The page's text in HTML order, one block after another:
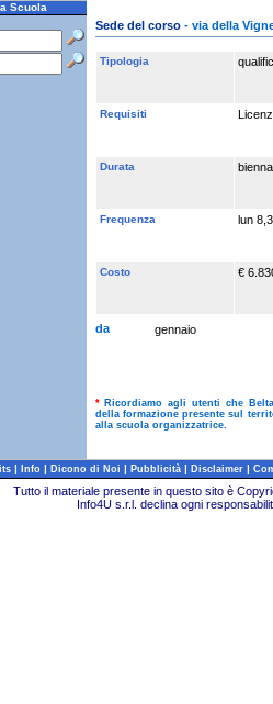
Scuola
Sede del corso- via della
Tipologia
Requisiti
Durata
Frequenza lun
Costo €
da gennaio
* Ricordiamo agli utenti che
della formazione presente sul
alla scuola organizzatrice.
| Info | Dicono di Noi | Pubblicità | Disclaimer |
Tutto il materiale presente in questo sito è
Info4U s.r.l. declina ogni